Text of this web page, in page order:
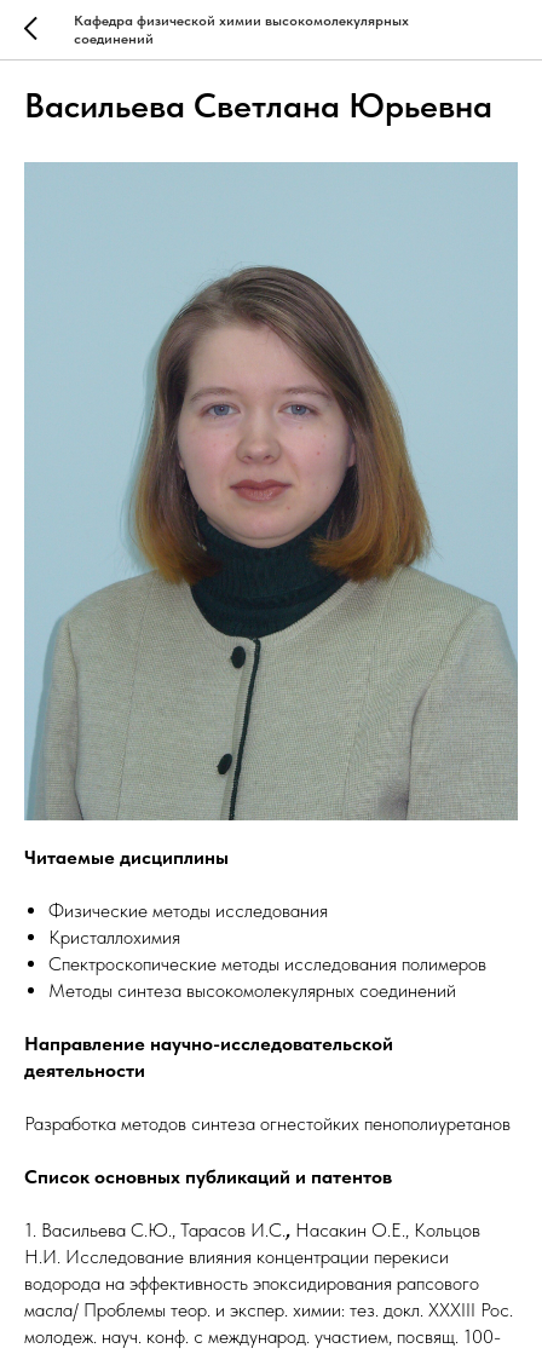
Кафедра физической химии высокомолекулярных
соединений
Васильева Светлана Юрьевна
Читаемые дисциплины
Физические методы исследования
Кристаллохимия
Спектроскопические методы исследования полимеров
Методы синтеза высокомолекулярных соединений
Направление научно-исследовательской
деятельности
Разработка методов синтеза огнестойких пенополиуретанов
Список основных публикаций и патентов
1. Васильева С.Ю., Тарасов И.С., Насакин О.Е., Кольцов
Н.И. Исследование влияния концентрации перекиси
водорода на эффективность эпоксидирования рапсового
масла/ Проблемы теор. и экспер. химии: тез. докл. XXXIII Рос.
молодеж. науч. конф. с международ. участием, посвящ. 100-